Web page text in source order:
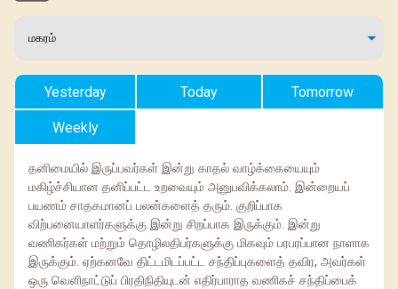
Yesterday Today Tomorrow
Weekly
தனிமையில் இருப்பவர்கள் இன்று காதல் வாழ்க்கையையும்
மகிழ்ச்சியான தனிப்பட்ட உறவையும் அனுபவிக்கலாம். இன்றையப்
பயணம் சாதகமானப் பலன்களைத் தரும். குறிப்பாக
விற்பனையாளர்களுக்கு இன்று சிறப்பாக இருக்கும். இன்று
வணிகர்கள் மற்றும் தொழிலதிபர்களுக்கு மிகவும் பரபரப்பான நாளாக
இருக்கும். ஏற்கனவே திட்டமிடப்பட்ட சந்திப்புகளைத் தவிர, அவர்கள்
ஒரு வெளிநாட்டுப் பிரதிநிதியுடன் எதிர்பாராத வணிகச் சந்திப்பைக்